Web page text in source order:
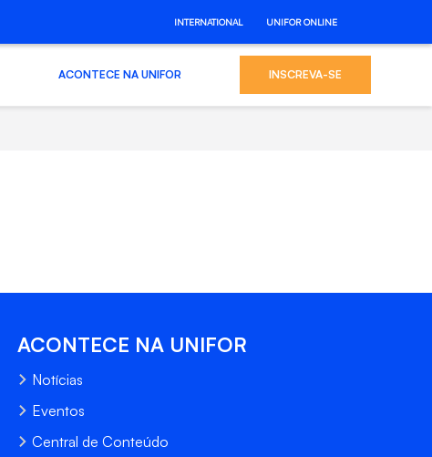
INTERNATIONAL UNIFOR ONLINE
ACONTECE NA UNIFOR INSCREVA-SE
ACONTECE NA UNIFOR
Notícias
Eventos
Central de Conteúdo